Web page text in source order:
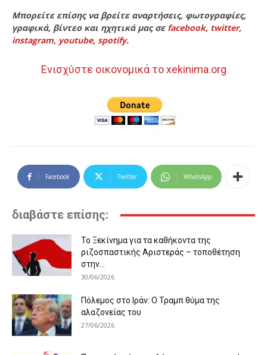
Μπορείτε επίσης να βρείτε αναρτήσεις, φωτογραφίες,
γραφικά, βίντεο και ηχητικά μας σε facebook, twitter,
instagram, youtube, spotify.
Ενισχύστε οικονομικά το xekinima.org
Facebook Twitter WhatsApp
διαβάστε επίσης:
Το Ξεκίνημα για τα καθήκοντα της
ριζοσπαστικής Αριστεράς – τοποθέτηση
στην...
30/06/2026
Πόλεμος στο Ιράν: Ο Τραμπ θύμα της
αλαζονείας του
27/06/2026